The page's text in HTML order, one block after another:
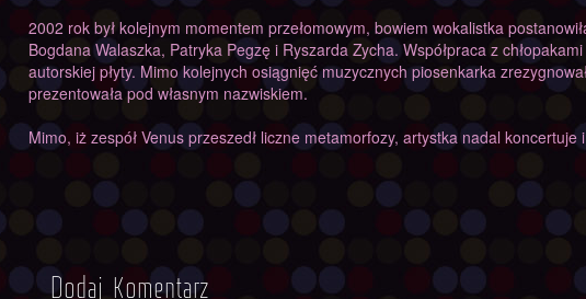
2002 rok był kolejnym momentem przełomowym, bowiem wokalistka
Bogdana Walaszka, Patryka Pegzę i Ryszarda Zycha. Współpraca z
autorskiej płyty. Mimo kolejnych osiągnięć muzycznych piosenkarka
prezentowała pod własnym nazwiskiem.
Mimo, iż zespół Venus przeszedł liczne metamorfozy, artystka nadal
Dodaj Komentarz